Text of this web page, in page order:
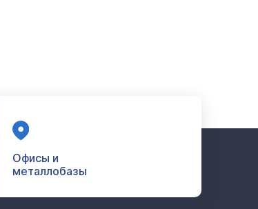
Офисы и
металлобазы